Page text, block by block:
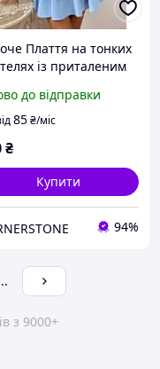
Плаття на тонких
із приталеним
моко,
котон.
до відправки
85₴/міс
₴
Купити
94%
з 9000+